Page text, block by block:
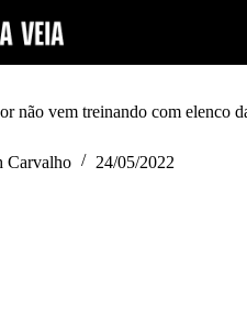
não vem treinando com elenco
Carvalho 24/05/2022